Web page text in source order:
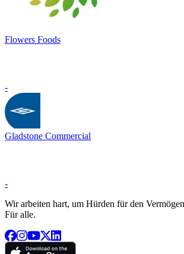
Flowers Foods
-
Gladstone Commercial
-
Wir arbeiten hart, um Hürden für den
Für alle.